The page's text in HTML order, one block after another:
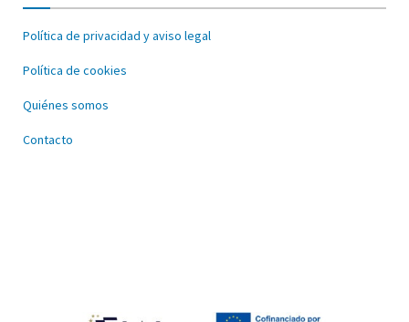
Política de privacidad y aviso legal
Política de cookies
Quiénes somos
Contacto